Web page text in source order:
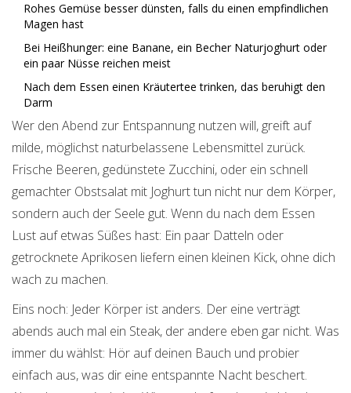
Rohes Gemüse besser dünsten, falls du einen empfindlichen
Magen hast
Bei Heißhunger: eine Banane, ein Becher Naturjoghurt oder
ein paar Nüsse reichen meist
Nach dem Essen einen Kräutertee trinken, das beruhigt den
Darm
Wer den Abend zur Entspannung nutzen will, greift auf
milde, möglichst naturbelassene Lebensmittel zurück.
Frische Beeren, gedünstete Zucchini, oder ein schnell
gemachter Obstsalat mit Joghurt tun nicht nur dem Körper,
sondern auch der Seele gut. Wenn du nach dem Essen
Lust auf etwas Süßes hast: Ein paar Datteln oder
getrocknete Aprikosen liefern einen kleinen Kick, ohne dich
wach zu machen.
Eins noch: Jeder Körper ist anders. Der eine verträgt
abends auch mal ein Steak, der andere eben gar nicht. Was
immer du wählst: Hör auf deinen Bauch und probier
einfach aus, was dir eine entspannte Nacht beschert.